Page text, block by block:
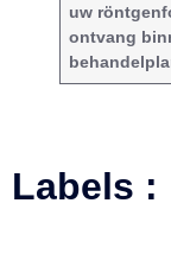
uw
ontvang
Labels :